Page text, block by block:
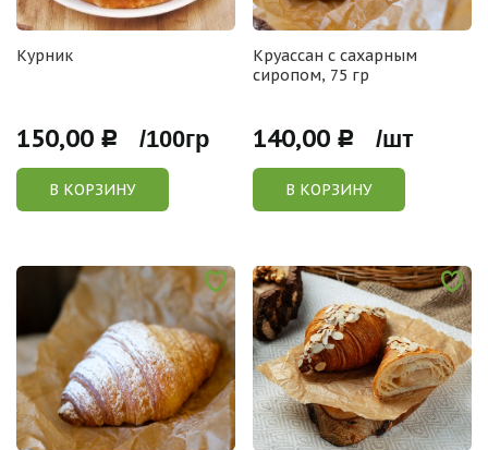
Курник
150,00 Р /100гр
В КОРЗИНУ
Круассан с сахарным
сиропом, 75 гр
140,00 Р /шт
В КОРЗИНУ